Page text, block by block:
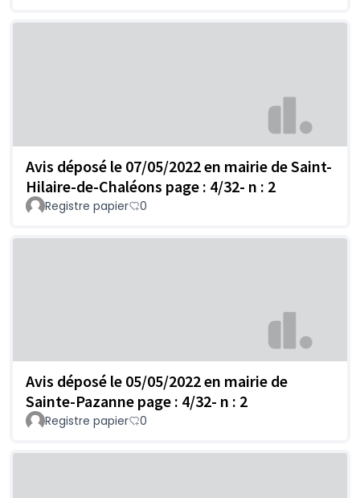
Avis déposé le 07/05/2022 en mairie de Saint-
Hilaire-de-Chaléons page : 4/32- n : 2
Registre papier 0
Avis déposé le 05/05/2022 en mairie de
Sainte-Pazanne page : 4/32- n : 2
Registre papier 0